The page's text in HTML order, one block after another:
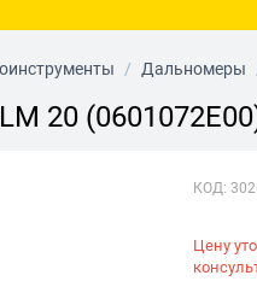
/ Дальномеры
20
КОД:
Цену